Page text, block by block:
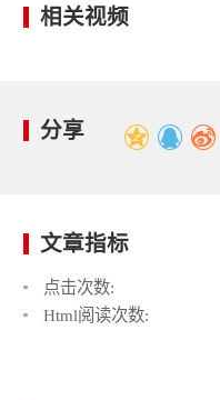
相关视频
分享
文章指标
点击次数:
Html阅读次数: